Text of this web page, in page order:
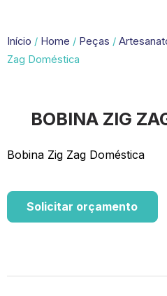
Início / Home / Peças /
Zag Doméstica
BOBINA ZIG
Bobina Zig Zag Doméstica
Solicitar orçamento